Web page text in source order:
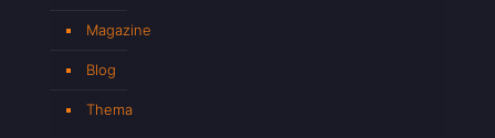
Magazine
Blog
Thema